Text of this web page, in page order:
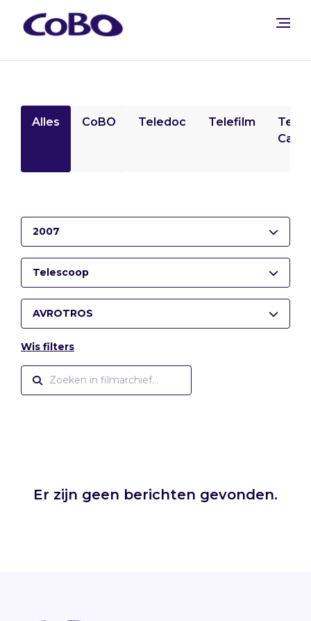
Alles CoBO Teledoc Telefilm
2007
Telescoop
AVROTROS
Wis filters
Er zijn geen berichten gevonden.